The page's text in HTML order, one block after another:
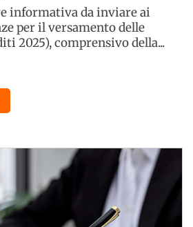
informativa da inviare ai
per il versamento delle
2025), comprensivo della...